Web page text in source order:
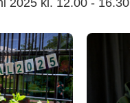
2025 kl. 12.00 -